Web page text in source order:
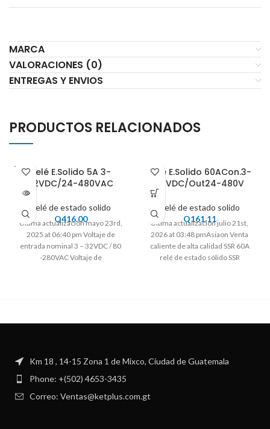
MARCA
VALORACIONES (0)
ENTREGAS Y ENVIOS
PRODUCTOS RELACIONADOS
VENDI
DO
Relé E.Solido 5A 3-
32VDC/24-480VAC
Relé de estado solido
Q416.00
Ultima actualización mayo 23rd,
2025 at 06:40 pm Voltaje de
entrada nominal 3 – 32VDC / 80
-280VAC Voltaje de
Relé E.Solido 60ACon.3-
32VDC/Out24-480V
Relé de estado solido
Q161.11
Ultima actualización julio 21st,
2026 at 03:48 pmAsiaon Venta
caliente de alta calidad SSR 60A
relé de estado sólido SSR
Km 18 , 14-15 Zona 1 de Mixco, Ciudad de Guatemala
Phone: +(502) 4653-3435
Correo: Ventas@ketplus.com.gt